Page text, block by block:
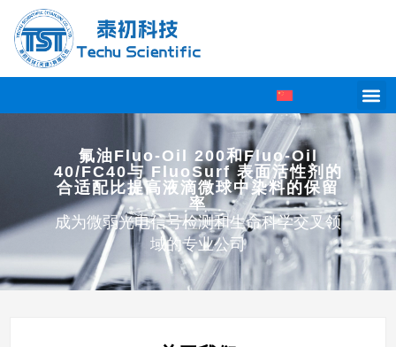
氟油Fluo-Oil 200和Fluo-Oil
40/FC40与 FluoSurf 表面活性剂的
合适配比提高液滴微球中染料的保留
率
成为微弱光电信号检测和生命科学交叉领
域的专业公司